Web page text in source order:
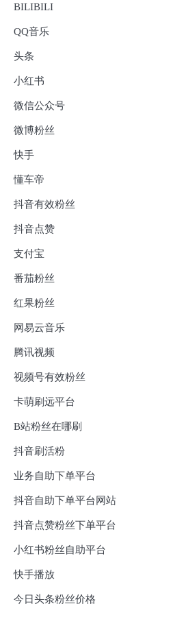
BILIBILI
QQ音乐
头条
小红书
微信公众号
微博粉丝
快手
懂车帝
抖音有效粉丝
抖音点赞
支付宝
番茄粉丝
红果粉丝
网易云音乐
腾讯视频
视频号有效粉丝
卡萌刷远平台
B站粉丝在哪刷
抖音刷活粉
业务自助下单平台
抖音自助下单平台网站
抖音点赞粉丝下单平台
小红书粉丝自助平台
快手播放
今日头条粉丝价格